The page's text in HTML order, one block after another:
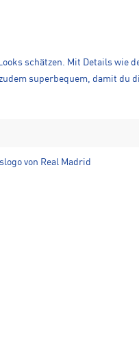
schätzen. Mit Details wie
superbequem, damit du
von Real Madrid